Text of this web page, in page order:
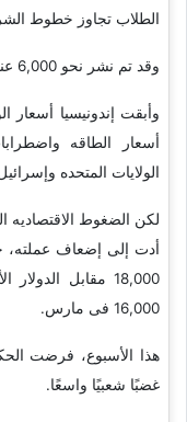
الطلاب تجاوز خطوط
وقد تم نشر نحو 6,000 عنصر من الشرطه والجنود لإداره المظاهره.
وأبقت إندونیسیا أسعار
أسعار الطاقه
الولایات المتحده
لکن الضغوط الاقتصادیه
أدت إلى إضعاف عملته،
18,000 مقابل
16,000 فی مارس.
غضبًا شعبیًا واسعًا.